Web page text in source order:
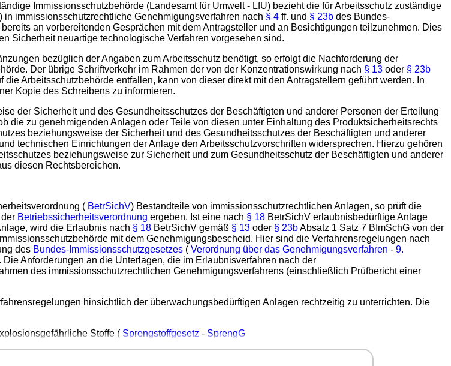
Immissionsschutzbehörde (Landesamt für Umwelt - LfU) bezieht die für Arbeitsschutz zuständige
immissionsschutzrechtliche Genehmigungsverfahren nach § 4 ff. und § 23b des Bundes-
an vorbereitenden Gesprächen mit dem Antragsteller und an Besichtigungen teilzunehmen. Dies
Sicherheit neuartige technologische Verfahren vorgesehen sind.
bezüglich der Angaben zum Arbeitsschutz benötigt, so erfolgt die Nachforderung der
Der übrige Schriftverkehr im Rahmen der von der Konzentrationswirkung nach § 13 oder § 23b
Arbeitsschutzbehörde entfallen, kann von dieser direkt mit den Antragstellern geführt werden. In
Kopie des Schreibens zu informieren.
der Sicherheit und des Gesundheitsschutzes der Beschäftigten und anderer Personen der Erteilung
die zu genehmigenden Anlagen oder Teile von diesen unter Einhaltung des Produktsicherheitsrechts
beziehungsweise der Sicherheit und des Gesundheitsschutzes der Beschäftigten und anderer
technischen Einrichtungen der Anlage den Arbeitsschutzvorschriften widersprechen. Hierzu gehören
beziehungsweise zur Sicherheit und zum Gesundheitsschutz der Beschäftigten und anderer
diesen Rechtsbereichen.
( BetrSichV) Bestandteile von immissionsschutzrechtlichen Anlagen, so prüft die
Betriebssicherheitsverordnung ergeben. Ist eine nach § 18 BetrSichV erlaubnisbedürftige Anlage
wird die Erlaubnis nach § 18 BetrSichV gemäß § 13 oder § 23bAbsatz 1 Satz 7 BImSchG von der
mit dem Genehmigungsbescheid. Hier sind die Verfahrensregelungen nach
des Bundes-Immissionsschutzgesetzes ( Verordnung über das Genehmigungsverfahren - 9.
Anforderungen an die Unterlagen, die im Erlaubnisverfahren nach der
des immissionsschutzrechtlichen Genehmigungsverfahrens (einschließlich Prüfbericht einer
hinsichtlich der überwachungsbedürftigen Anlagen rechtzeitig zu unterrichten. Die
Stoffe ( Sprengstoffgesetz - SprengG